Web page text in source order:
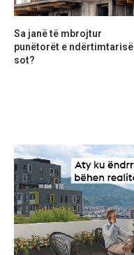
Sa janë të mbrojtur
punëtorët e ndërtimtarisë
sot?